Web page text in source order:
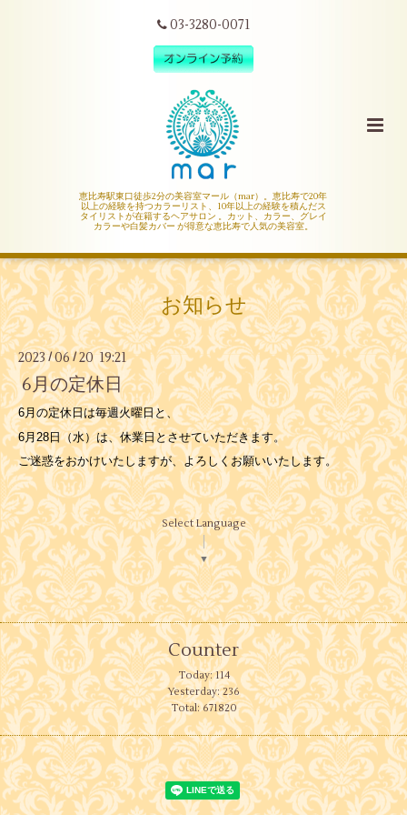
03-3280-0071
恵比寿駅東口徒歩2分の美容室マール（mar）。恵比寿で20年
以上の経験を持つカラーリスト、10年以上の経験を積んだス
タイリストが在籍するヘアサロン 。カット、カラー、グレイ
カラーや白髪カバー が得意な恵比寿で人気の美容室。
お知らせ
2023/06/ 20 19:21
6月の定休日
6月の定休日は毎週火曜日と、
6月28日（水）は、休業日とさせていただきます。
ご迷惑をおかけいたしますが、よろしくお願いいたします。
Select Language
▼
Counter
Today:114
Yesterday:236
Total:671820